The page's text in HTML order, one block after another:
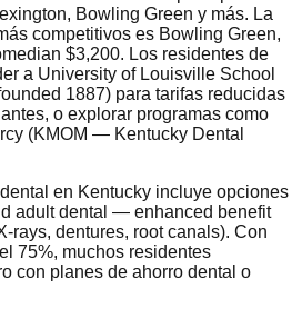
Bowling Green y más. La
competitivos es Bowling Green,
$3,200. Los residentes de
a University of Louisville School
1887) para tarifas reducidas
o explorar programas como
(KMOM — Kentucky Dental
en Kentucky incluye opciones
adult dental — enhanced benefit
rays, dentures, root canals). Con
75%, muchos residentes
con planes de ahorro dental o